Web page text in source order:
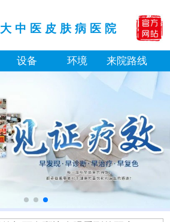
中医皮肤病医院
设备 环境 来院路线
骨脂泡酒真能治白癜风吗 有没有副作用
灯下白斑比肉眼看到的更大正常吗